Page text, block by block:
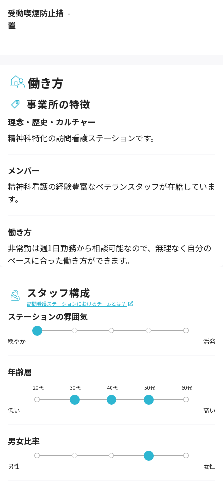
受動喫煙防止措
置
-
働き方
事業所の特徴
理念・歴史・カルチャー
精神科特化の訪問看護ステーションです。
メンバー
精神科看護の経験豊富なベテランスタッフが在籍していま
す。
働き方
非常勤は週1日勤務から相談可能なので、無理なく自分の
ペースに合った働き方ができます。
スタッフ構成
訪問看護ステーションにおけるチームとは？
ステーションの雰囲気
穏やか 活発
年齢層
低い
20代 30代 40代 50代 60代
高い
男女比率
男性 女性